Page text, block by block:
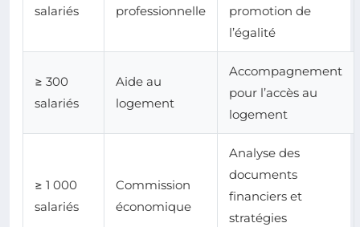
salariés professionnelle
promotion de
l’égalité
≥ 300
salariés
Aide au
logement
Accompagnement
pour l’accès au
logement
≥ 1 000
salariés
Commission
économique
Analyse des
documents
financiers et
stratégies